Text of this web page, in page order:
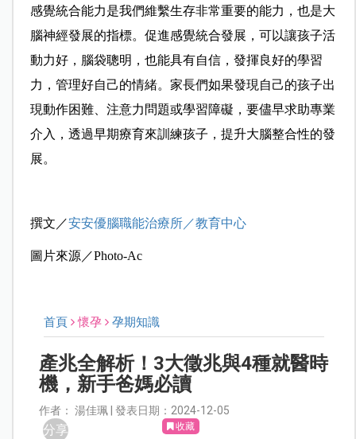
感覺統合能力是我們維繫生存非常重要的能力，也是大
腦神經發展的指標。促進感覺統合發展，可以讓孩子活
動力好，腦袋聰明，也能具有自信，發揮良好的學習
力，管理好自己的情緒。家長們如果發現自己的孩子出
現動作困難、注意力問題或學習障礙，要儘早求助專業
介入，透過早期療育來訓練孩子，提升大腦整合性的發
展。
撰文／安安優腦職能治療所／教育中心
圖片來源／Photo-Ac
首頁 懷孕 孕期知識
產兆全解析！3大徵兆與4種就醫時
機，新手爸媽必讀
作者： 湯佳珮 | 發表日期：2024-12-05
分享 收藏